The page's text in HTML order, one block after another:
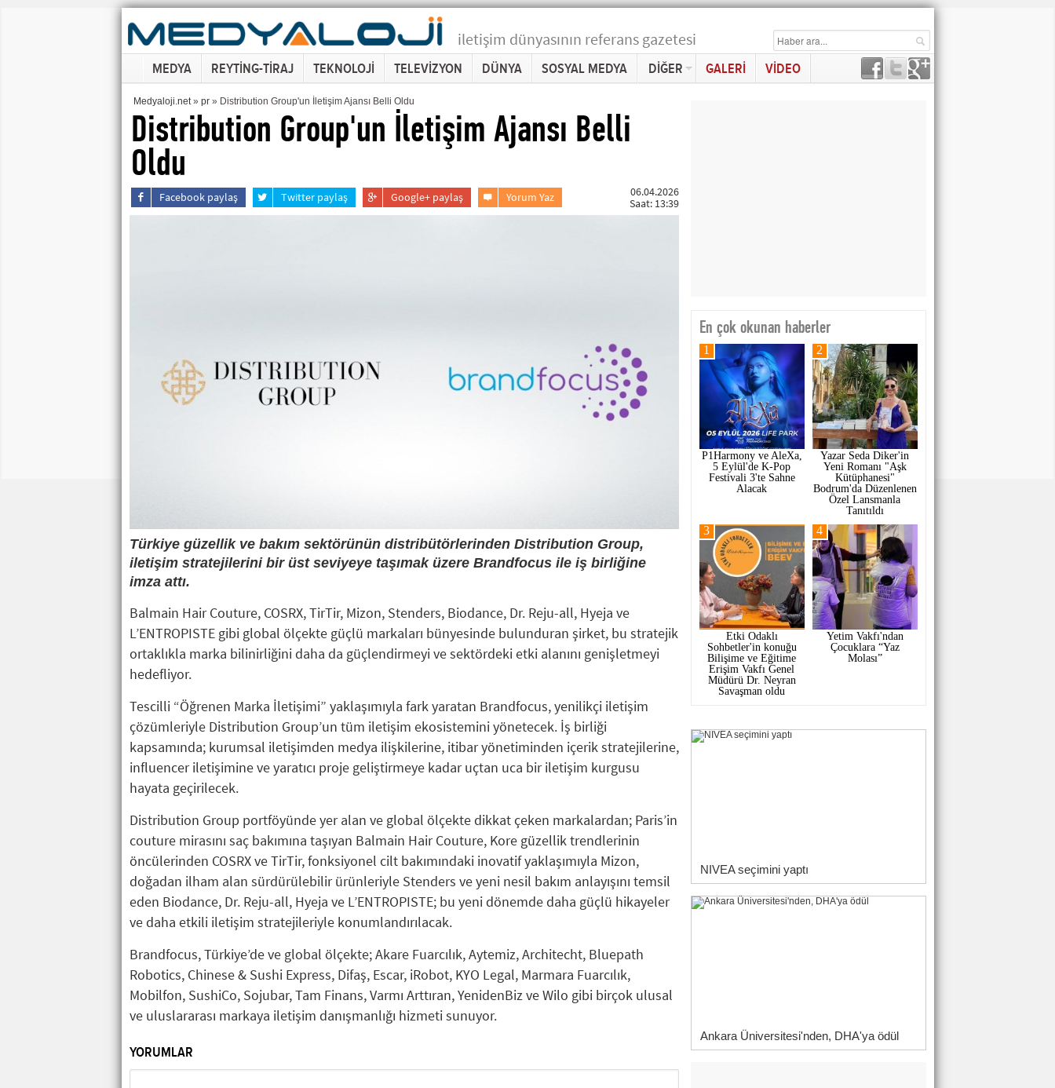
iletişim dünyasının referans gazetesi
MEDYA REYTİNG-TİRAJ TEKNOLOJİ TELEVİZYON DÜNYA SOSYAL MEDYA DİĞER GALERİ VİDEO
Distribution Group'un İletişim Ajansı Belli
Oldu
Medyaloji.net» pr» Distribution Group'un İletişim Ajansı Belli Oldu
Facebook paylaş Twitter paylaş Google+ paylaş Yorum Yaz
06.04.2026
Saat: 13:39
Türkiye güzellik ve bakım sektörünün distribütörlerinden Distribution Group,
iletişim stratejilerini bir üst seviyeye taşımak üzere Brandfocus ile iş birliğine
imza attı.
Balmain Hair Couture, COSRX, TirTir, Mizon, Stenders, Biodance, Dr. Reju-all, Hyeja ve
L’ENTROPISTE gibi global ölçekte güçlü markaları bünyesinde bulunduran şirket, bu stratejik
ortaklıkla marka bilinirliğini daha da güçlendirmeyi ve sektördeki etki alanını genişletmeyi
hedefliyor.
Tescilli “Öğrenen Marka İletişimi” yaklaşımıyla fark yaratan Brandfocus, yenilikçi iletişim
çözümleriyle Distribution Group’un tüm iletişim ekosistemini yönetecek. İş birliği
kapsamında; kurumsal iletişimden medya ilişkilerine, itibar yönetiminden içerik stratejilerine,
influencer iletişimine ve yaratıcı proje geliştirmeye kadar uçtan uca bir iletişim kurgusu
hayata geçirilecek.
Distribution Group portföyünde yer alan ve global ölçekte dikkat çeken markalardan; Paris’in
couture mirasını saç bakımına taşıyan Balmain Hair Couture, Kore güzellik trendlerinin
öncülerinden COSRX ve TirTir, fonksiyonel cilt bakımındaki inovatif yaklaşımıyla Mizon,
doğadan ilham alan sürdürülebilir ürünleriyle Stenders ve yeni nesil bakım anlayışını temsil
eden Biodance, Dr. Reju-all, Hyeja ve L’ENTROPISTE; bu yeni dönemde daha güçlü hikayeler
ve daha etkili iletişim stratejileriyle konumlandırılacak.
Brandfocus, Türkiye’de ve global ölçekte; Akare Fuarcılık, Aytemiz, Architecht, Bluepath
Robotics, Chinese & Sushi Express, Difaş, Escar, iRobot, KYO Legal, Marmara Fuarcılık,
Mobilfon, SushiCo, Sojubar, Tam Finans, Varmı Arttıran, YenidenBiz ve Wilo gibi birçok ulusal
ve uluslararası markaya iletişim danışmanlığı hizmeti sunuyor.
YORUMLAR
En çok okunan haberler
P1Harmony ve AleXa,
5 Eylül'de K-Pop
Festivali 3'te Sahne
Alacak
1
Yazar Seda Diker'in
Yeni Romanı "Aşk
Kütüphanesi"
Bodrum'da Düzenlenen
Özel Lansmanla
Tanıtıldı
2
Etki Odaklı
Sohbetler'in konuğu
Bilişime ve Eğitime
Erişim Vakfı Genel
Müdürü Dr. Neyran
Savaşman oldu
3
Yetim Vakfı'ndan
Çocuklara “Yaz
Molası”
4
NIVEA seçimini yaptı
Ankara Üniversitesi'nden, DHA'ya ödül